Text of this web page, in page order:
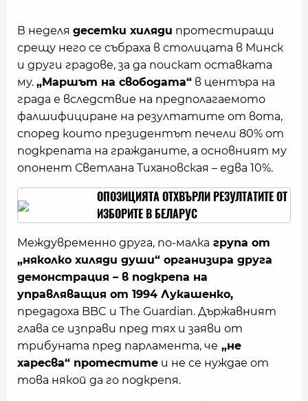
В неделя десетки хиляди протестиращи
срещу него се събраха в столицата в Минск
и други градове, за да поискат оставката
му. „Маршът на свободата“ в центъра на
града е вследствие на предполагаемото
фалшифициране на резултатите от вота,
според които президентът печели 80% от
подкрепата на гражданите, а основният му
опонент Светлана Тихановская – едва 10%.
ОПОЗИЦИЯТА ОТХВЪРЛИ РЕЗУЛТАТИТЕ ОТ
ИЗБОРИТЕ В БЕЛАРУС
Междувременно друга, по-малка група от
„няколко хиляди души“ организира друга
демонстрация – в подкрепа на
управляващия от 1994 Лукашенко,
предадоха BBC и The Guardian. Държавният
глава се изправи пред тях и заяви от
трибуната пред парламента, че „не
харесва“ протестите и не се нуждае от
това някой да го подкрепя.